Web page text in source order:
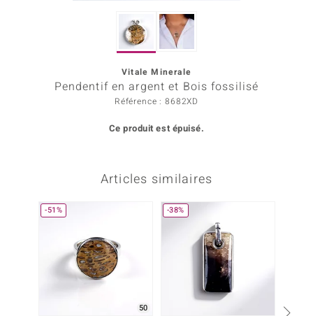
Vitale Minerale
Pendentif en argent et Bois fossilisé
Référence : 8682XD
Ce produit est épuisé.
Articles similaires
-51%
50
-38%